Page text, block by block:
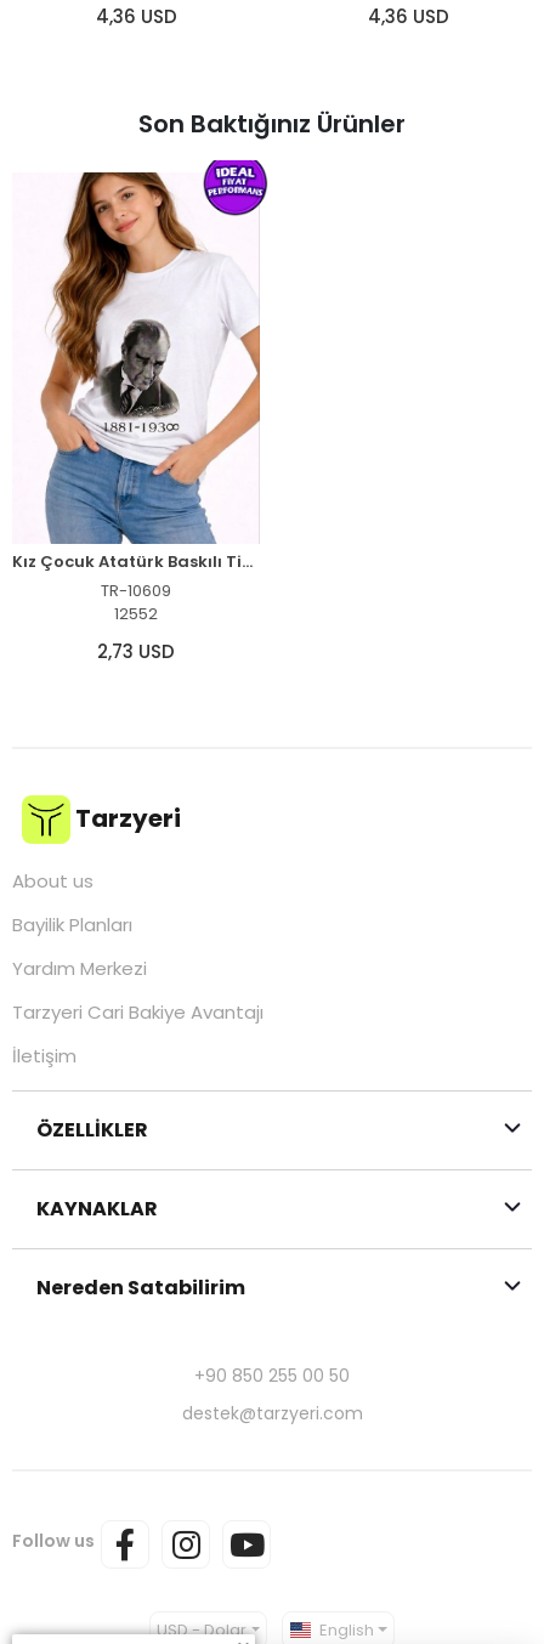
4,36 USD 4,36 USD
Son Baktığınız Ürünler
Kız Çocuk Atatürk Baskılı Tişört Kısa Kollu Bisiklet Yaka T-Shirt - Beyaz
TR-10609
12552
2,73 USD
Tarzyeri
About us
Bayilik Planları
Yardım Merkezi
Tarzyeri Cari Bakiye Avantajı
İletişim
ÖZELLİKLER
KAYNAKLAR
Nereden Satabilirim
+90 850 255 00 50
destek@tarzyeri.com
Follow us
USD - Dolar English